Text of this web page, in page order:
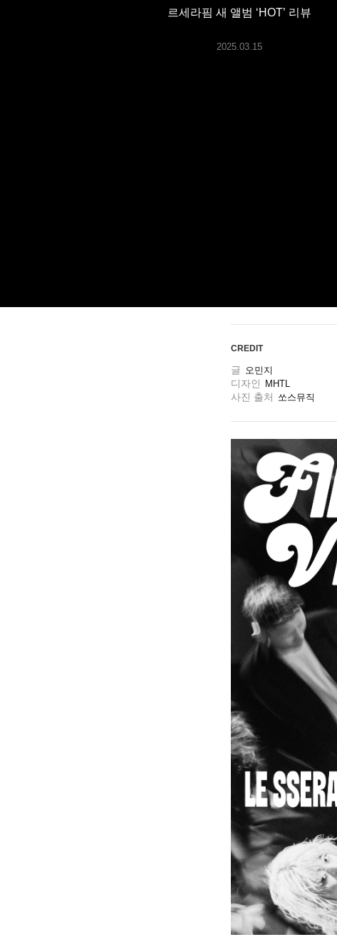
르세라핌 새 앨범 ‘HOT’ 리뷰
2025.03.15
CREDIT
글 오민지
디자인 MHTL
사진 출처 쏘스뮤직